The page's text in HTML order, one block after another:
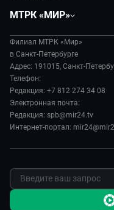
Происшествия
Экономика
Культура
Игра в кино
Исторический детектив
Миллион за 5 минут
МИР. Мнение
Мировое соглашение
Пять причин поехать в...
МТРК «МИР»
История
Руководство
Новости компании
Пресса о нас
Карьера
Реклама
Обратная связь
Филиал МТРК «Мир»
в Санкт-Петербурге
Адрес: 191015, Санкт-
Телефон:
Редакция: +7 812 274 34 08
Электронная почта:
Редакция: spb@mir24.tv
Интернет-портал: